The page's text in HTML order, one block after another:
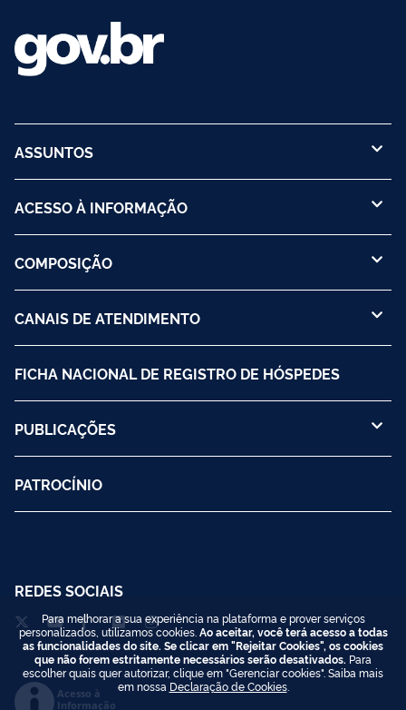
ASSUNTOS
ACESSO À INFORMAÇÃO
COMPOSIÇÃO
CANAIS DE ATENDIMENTO
FICHA NACIONAL DE REGISTRO DE HÓSPEDES
PUBLICAÇÕES
PATROCÍNIO
REDES SOCIAIS
Acesso à
Informação
Para melhorar a sua experiência na plataforma e prover serviços
personalizados, utilizamos cookies. Ao aceitar, você terá acesso a todas
as funcionalidades do site. Se clicar em "Rejeitar Cookies", os cookies
que não forem estritamente necessários serão desativados. Para
escolher quais quer autorizar, clique em "Gerenciar cookies". Saiba mais
em nossa Declaração de Cookies.